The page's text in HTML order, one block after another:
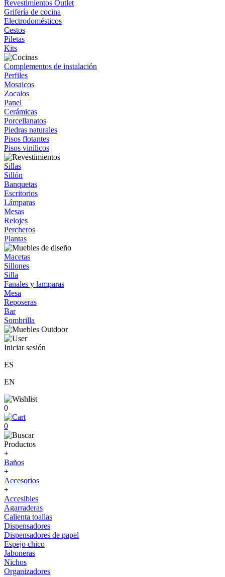
Revestimientos Outlet
Grifería de cocina
Electrodomésticos
Cestos
Piletas
Kits
Complementos de instalación
Perfiles
Mosaicos
Zocalos
Panel
Cerámicas
Porcellanatos
Piedras naturales
Pisos flotantes
Pisos vinilicos
Sillas
Sillón
Banquetas
Escritorios
Lámparas
Mesas
Relojes
Percheros
Plantas
Macetas
Sillones
Silla
Fanales y lamparas
Mesa
Reposeras
Bar
Sombrilla
Iniciar sesión
ES
EN
0
0
Productos
+
Baños
+
Accesorios
+
Accesibles
Agarraderas
Calienta toallas
Dispensadores
Dispensadores de papel
Espejo chico
Jaboneras
Nichos
Organizadores